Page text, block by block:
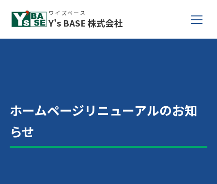
Y's BASE
ワイズベース
株式会社
ホームページリニューアルのお知
らせ